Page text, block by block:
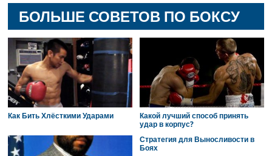
БОЛЬШЕ СОВЕТОВ ПО БОКСУ
Как Бить Хлёсткими Ударами
Какой лучший способ принять
удар в корпус?
Стратегия для Выносливости в
Боях